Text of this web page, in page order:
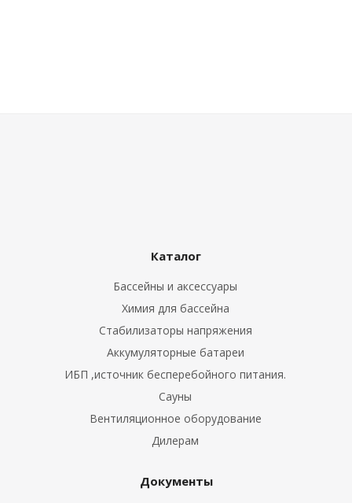
Каталог
Бассейны и аксессуары
Химия для бассейна
Стабилизаторы напряжения
Аккумуляторные батареи
ИБП ,источник бесперебойного питания.
Сауны
Вентиляционное оборудование
Дилерам
Документы